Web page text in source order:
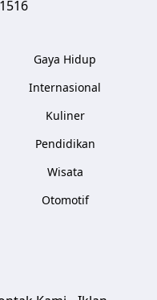
Gaya Hidup
Internasional
Kuliner
Pendidikan
Wisata
Otomotif